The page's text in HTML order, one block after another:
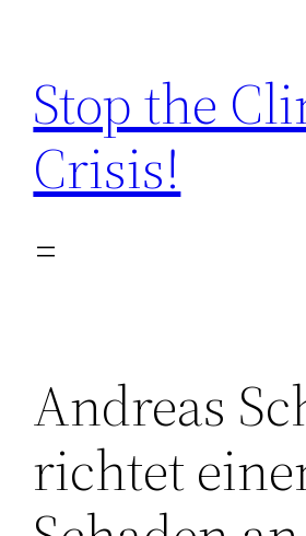
springen
Stop the
Crisis!
Andreas
richtet